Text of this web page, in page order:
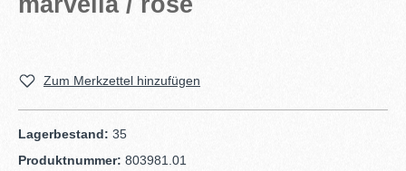
Zum Merkzettel hinzufügen
Lagerbestand: 35
Produktnummer: 803981.01